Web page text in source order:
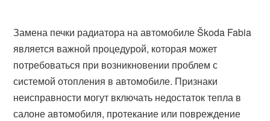
Замена печки радиатора на автомобиле Škoda Fabia
является важной процедурой, которая может
потребоваться при возникновении проблем с
системой отопления в автомобиле. Признаки
неисправности могут включать недостаток тепла в
салоне автомобиля, протекание или повреждение